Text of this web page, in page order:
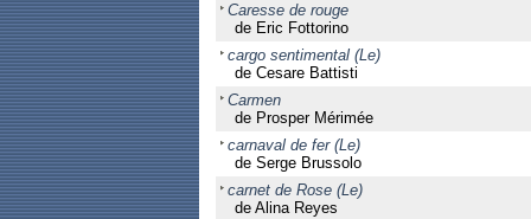
Caresse de rouge
de Eric Fottorino
cargo sentimental (Le)
de Cesare Battisti
Carmen
de Prosper Mérimée
carnaval de fer (Le)
de Serge Brussolo
carnet de Rose (Le)
de Alina Reyes